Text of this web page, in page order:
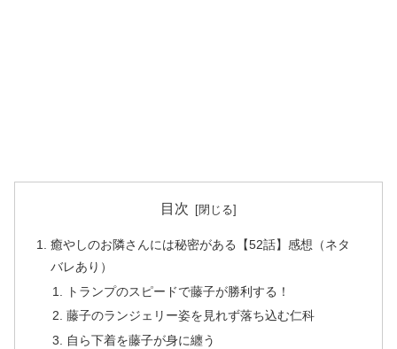
目次
癒やしのお隣さんには秘密がある【52話】感想（ネタ
バレあり）
トランプのスピードで藤子が勝利する！
藤子のランジェリー姿を見れず落ち込む仁科
自ら下着を藤子が身に纏う